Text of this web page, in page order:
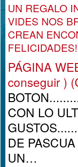
UN REGALO
VIDES NOS
CREAN
PÁGINA
conseguir )
CON LO
DE
UN…